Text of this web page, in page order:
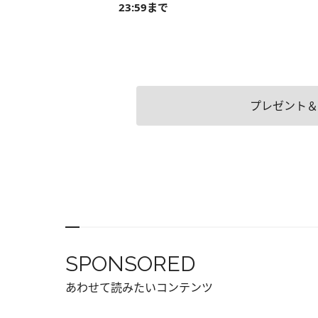
23:59まで
プレゼント
SPONSORED
あわせて読みたいコンテンツ